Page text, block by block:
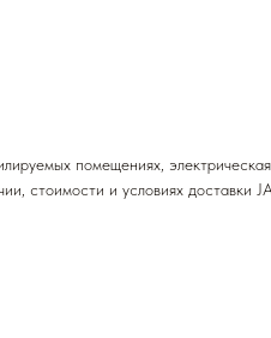
помещениях,
стоимости и условиях доставки